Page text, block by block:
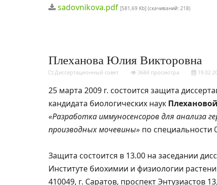
sadovnikova.pdf [581,69 Kb] (cкачиваний: 218)
Плеханова Юлия Викторовна
Диссертационный совет 3684 просмотра
25 марта 2009 г. состоится защита
кандидата биологических наук
«Разработка иммуносенсоров для анализа
производных мочевины» по специальности
Защита состоится в 13.00 на заседании
Институте биохимии и физиологии
410049, г. Саратов, проспект Энтузиастов